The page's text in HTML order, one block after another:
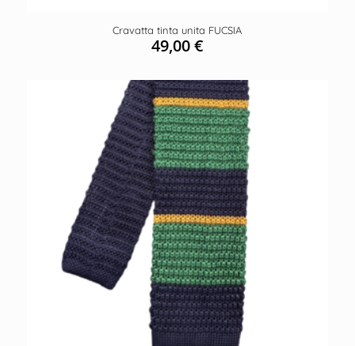
Cravatta tinta unita FUCSIA
49,00€